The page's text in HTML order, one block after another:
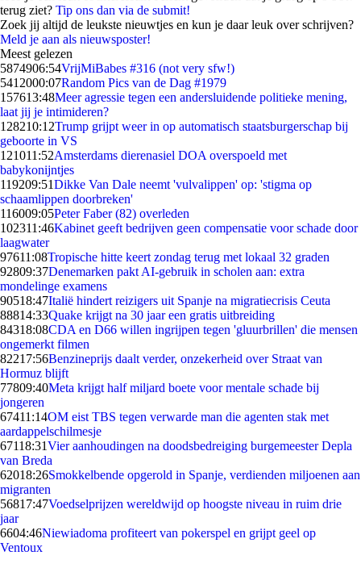
terug ziet? Tip ons dan via de submit!
Zoek jij altijd de leukste nieuwtjes en kun je daar leuk over schrijven?
Meld je aan als nieuwsposter!
Meest gelezen
5874906:54VrijMiBabes #316 (not very sfw!)
5412000:07Random Pics van de Dag #1979
157613:48Meer agressie tegen een andersluidende politieke mening,
laat jij je intimideren?
128210:12Trump grijpt weer in op automatisch staatsburgerschap bij
geboorte in VS
121011:52Amsterdams dierenasiel DOA overspoeld met
babykonijntjes
119209:51Dikke Van Dale neemt 'vulvalippen' op: 'stigma op
schaamlippen doorbreken'
116009:05Peter Faber (82) overleden
102311:46Kabinet geeft bedrijven geen compensatie voor schade door
laagwater
97611:08Tropische hitte keert zondag terug met lokaal 32 graden
92809:37Denemarken pakt AI-gebruik in scholen aan: extra
mondelinge examens
90518:47Italië hindert reizigers uit Spanje na migratiecrisis Ceuta
88814:33Quake krijgt na 30 jaar een gratis uitbreiding
84318:08CDA en D66 willen ingrijpen tegen 'gluurbrillen' die mensen
ongemerkt filmen
82217:56Benzineprijs daalt verder, onzekerheid over Straat van
Hormuz blijft
77809:40Meta krijgt half miljard boete voor mentale schade bij
jongeren
67411:14OM eist TBS tegen verwarde man die agenten stak met
aardappelschilmesje
67118:31Vier aanhoudingen na doodsbedreiging burgemeester Depla
van Breda
62018:26Smokkelbende opgerold in Spanje, verdienden miljoenen aan
migranten
56817:47Voedselprijzen wereldwijd op hoogste niveau in ruim drie
jaar
6604:46Niewiadoma profiteert van pokerspel en grijpt geel op
Ventoux